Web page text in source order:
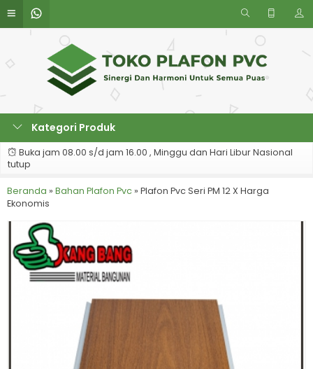
Kategori Produk
Buka jam 08.00 s/d jam 16.00 , Minggu dan Hari Libur Nasional
tutup
Beranda » Bahan Plafon Pvc » Plafon Pvc Seri PM 12 X Harga
Ekonomis